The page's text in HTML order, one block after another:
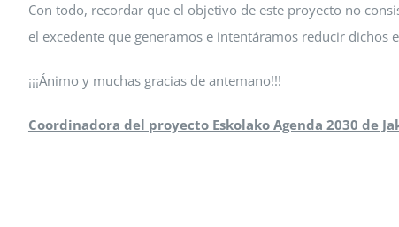
Con todo, recordar que el objetivo de este proyecto no
el excedente que generamos e intentáramos reducir
¡¡¡Ánimo y muchas gracias de antemano!!!
Coordinadora del proyecto Eskolako Agenda 2030 de